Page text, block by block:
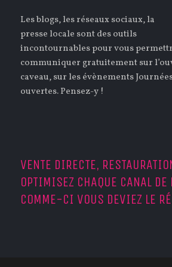
Les blogs, les réseaux sociaux, la
presse locale sont des outils
incontournables pour vous
communiquer gratuitement sur
caveau, sur les évènements
ouvertes. Pensez-y !
VENTE DIRECTE,
OPTIMISEZ CHAQUE CANAL
COMME-CI VOUS DEVIEZ LE